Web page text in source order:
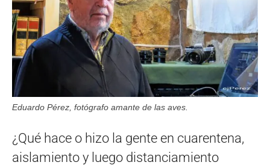
Eduardo Pérez, fotógrafo amante de las aves.
¿Qué hace o hizo la gente en cuarentena,
aislamiento y luego distanciamiento